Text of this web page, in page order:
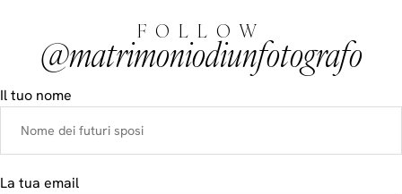
FOLLOW
@matrimoniodiunfotografo
Il tuo nome
La tua email